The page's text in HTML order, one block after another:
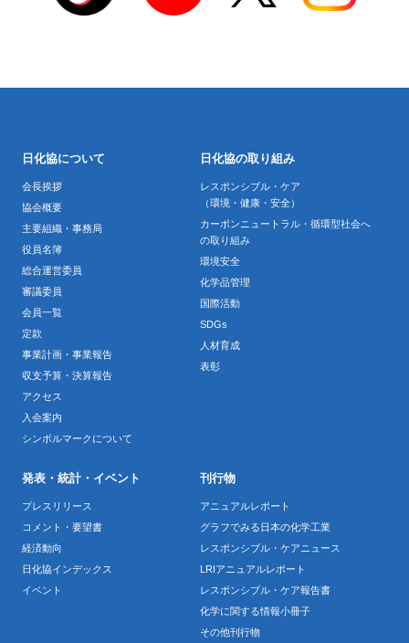
日化協について
会長挨拶
協会概要
主要組織・事務局
役員名簿
総合運営委員
審議委員
会員一覧
定款
事業計画・事業報告
収支予算・決算報告
アクセス
入会案内
シンボルマークについて
日化協の取り組み
レスポンシブル・ケア
（環境・健康・安全）
カーボンニュートラル・循環型社会へ
の取り組み
環境安全
化学品管理
国際活動
SDGs
人材育成
表彰
発表・統計・イベント
プレスリリース
コメント・要望書
経済動向
日化協インデックス
イベント
刊行物
アニュアルレポート
グラフでみる日本の化学工業
レスポンシブル・ケアニュース
LRIアニュアルレポート
レスポンシブル・ケア報告書
化学に関する情報小冊子
その他刊行物